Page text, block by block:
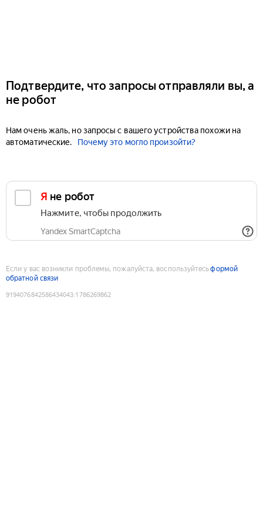
Подтвердите, что запросы отправляли вы, а
не робот
Нам очень жаль, но запросы с вашего устройства похожи на
автоматические.
Почему это могло произойти?
Я не робот
Нажмите, чтобы продолжить
Yandex SmartCaptcha
Если у вас возникли проблемы, пожалуйста, воспользуйтесьформой
обратной связи
9194076842586434043:1786269862